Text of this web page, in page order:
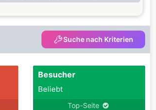
solides. Si vous partagez cette vision
faire connaissance, n’hésitez pas
contacter.
Suche nach Kriterien
Besucher
Beliebt
Top-Seite